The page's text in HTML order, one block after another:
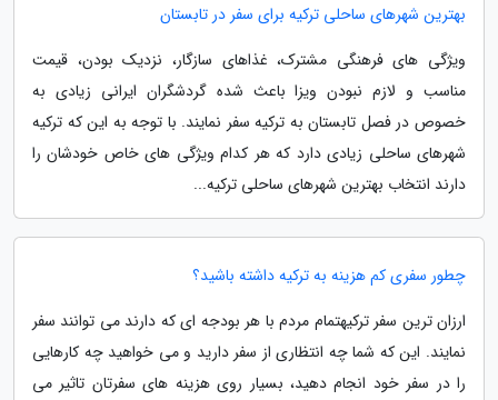
بهترین شهرهای ساحلی ترکیه برای سفر در تابستان
ویژگی های فرهنگی مشترک، غذاهای سازگار، نزدیک بودن، قیمت
مناسب و لازم نبودن ویزا باعث شده گردشگران ایرانی زیادی به
خصوص در فصل تابستان به ترکیه سفر نمایند. با توجه به این که ترکیه
شهرهای ساحلی زیادی دارد که هر کدام ویژگی های خاص خودشان را
دارند انتخاب بهترین شهرهای ساحلی ترکیه...
چطور سفری کم هزینه به ترکیه داشته باشید؟
ارزان ترین سفر ترکیهتمام مردم با هر بودجه ای که دارند می توانند سفر
نمایند. این که شما چه انتظاری از سفر دارید و می خواهید چه کارهایی
را در سفر خود انجام دهید، بسیار روی هزینه های سفرتان تاثیر می